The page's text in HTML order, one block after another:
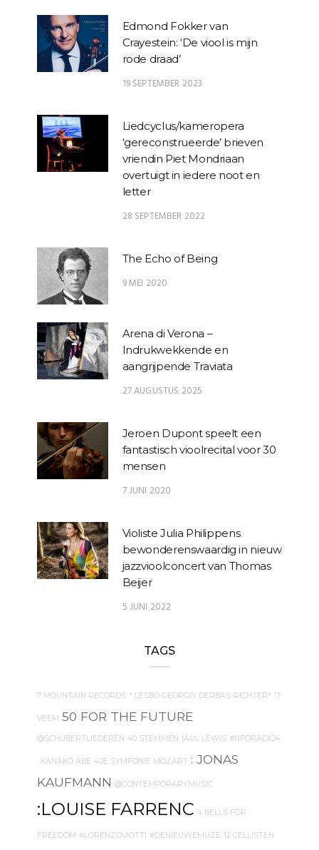
Edmond Fokker van
Crayestein: ‘De viool is mijn
rode draad’
19 SEPTEMBER 2023
Liedcyclus/kameropera
‘gereconstrueerde’ brieven
vriendin Piet Mondriaan
overtuigt in iedere noot en
letter
28 SEPTEMBER 2022
The Echo of Being
9 MEI 2020
Arena di Verona –
Indrukwekkende en
aangrijpende Traviata
27 AUGUSTUS 2025
Jeroen Dupont speelt een
fantastisch vioolrecital voor 30
mensen
7 JUNI 2020
Violiste Julia Philippens
bewonderenswaardig in nieuw
jazzvioolconcert van Thomas
Beijer
5 JUNI 2022
TAGS
7 MOUNTAIN RECORDS * LESBO GEORGIY DERBAS-RICHTER* 'T
VEEM 50 FOR THE FUTURE
@SCHUBERTLIEDEREN 40 STEMMEN {AUL LEWIS #NPORADIO4
. KANAKO ABE 40E SYMFONIE MOZART : JONAS
KAUFMANN @CONTEMPORARYMUSIC
:LOUISE FARRENC 4 BELLS FOR
FREEDOM #LORENZOVIOTTI #DENIEUWEMUZE 12 CELLISTEN